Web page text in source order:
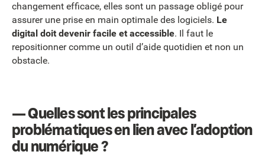
changement efficace, elles sont un passage obligé pour
assurer une prise en main optimale des logiciels. Le
digital doit devenir facile et accessible. Il faut le
repositionner comme un outil d’aide quotidien et non un
obstacle.
— Quelles sont les principales
problématiques en lien avec l’adoption
du numérique ?